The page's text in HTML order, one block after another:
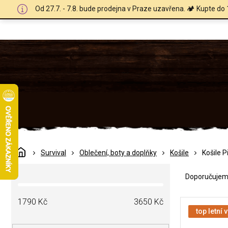
Od 27.7. - 7.8. bude prodejna v Praze uzavřena. 🏕️ Kupte
DomůSurvival Oblečení, boty a doplňky Košile Košile
P
o
a
1790 Kč 3650 Kč
e
top letní